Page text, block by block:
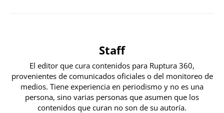
Staff
El editor que cura contenidos para Ruptura 360,
provenientes de comunicados oficiales o del monitoreo de
medios. Tiene experiencia en periodismo y no es una
persona, sino varias personas que asumen que los
contenidos que curan no son de su autoría.